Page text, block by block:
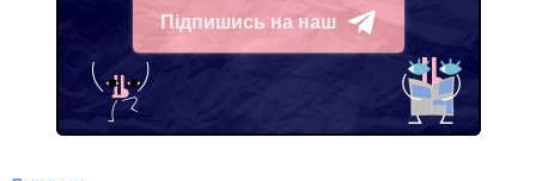
Підпишись на наш
Telegram